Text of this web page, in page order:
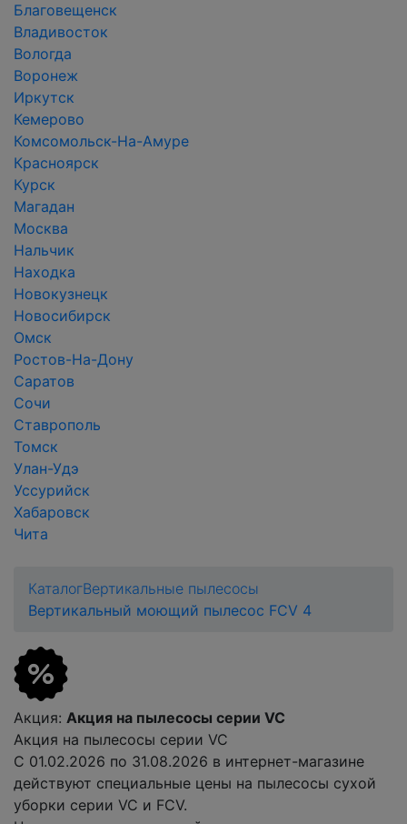
Благовещенск
Владивосток
Вологда
Воронеж
Иркутск
Кемерово
Комсомольск-На-Амуре
Красноярск
Курск
Магадан
Москва
Нальчик
Находка
Новокузнецк
Новосибирск
Омск
Ростов-На-Дону
Саратов
Сочи
Ставрополь
Томск
Улан-Удэ
Уссурийск
Хабаровск
Чита
КаталогВертикальные пылесосы
Вертикальный моющий пылесос FCV 4
Акция: Акция на пылесосы серии VC
Акция на пылесосы серии VC
С 01.02.2026 по 31.08.2026 в интернет-магазине
действуют специальные цены на пылесосы сухой
уборки серии VC и FCV.